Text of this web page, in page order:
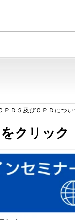
ＰＤＳ及びＣＰＤにつ
クリック